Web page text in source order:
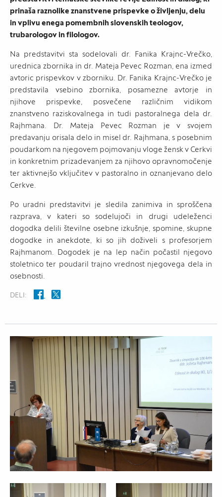
prinaša raznolike znanstvene prispevke o življenju, delu
in vplivu enega pomembnih slovenskih teologov,
trubarologov in filologov.
Na predstavitvi sta sodelovali dr. Fanika Krajnc-Vrečko,
urednica zbornika in dr. Mateja Pevec Rozman, ena izmed
avtoric prispevkov v zborniku. Dr. Fanika Krajnc-Vrečko je
predstavila vsebino zbornika, posamezne avtorje in
njihove prispevke, posvečene različnim vidikom
znanstveno raziskovalnega in tudi pastoralnega dela dr.
Rajhmana. Dr. Mateja Pevec Rozman je v svojem
predavanju orisala delo in misel dr. Rajhmana, s posebnim
poudarkom na njegovem pojmovanju vloge žensk v Cerkvi
in konkretnim prizadevanjem za njihovo opravnomočenje
ter aktivnejšo vključitev v pastoralno in oznanjevano delo
Cerkve.
Po uradni predstavitvi je sledila zanimiva in sproščena
razprava, v kateri so sodelujoči in drugi udeleženci
dogodka delili številne osebne izkušnje, spomine, skupne
dogodke in anekdote, ki so jih doživeli s profesorjem
Rajhmanom. Dogodek je na lep način počastil njegovo
stoletnico ter poudaril trajno vrednost njegovega dela in
osebnosti.
DELI: